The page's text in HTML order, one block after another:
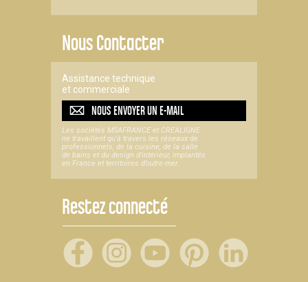
Nous Contacter
Assistance technique
et commerciale
NOUS ENVOYER UNE-MAIL
Les sociétés MSAFRANCE et CREALIGNE
ne travaillent qu'à travers les réseaux de
professionnels, de la cuisine, de la salle
de bains et du design d'intérieur, implantés
en France et territoires d’outre-mer.
Restez connecté